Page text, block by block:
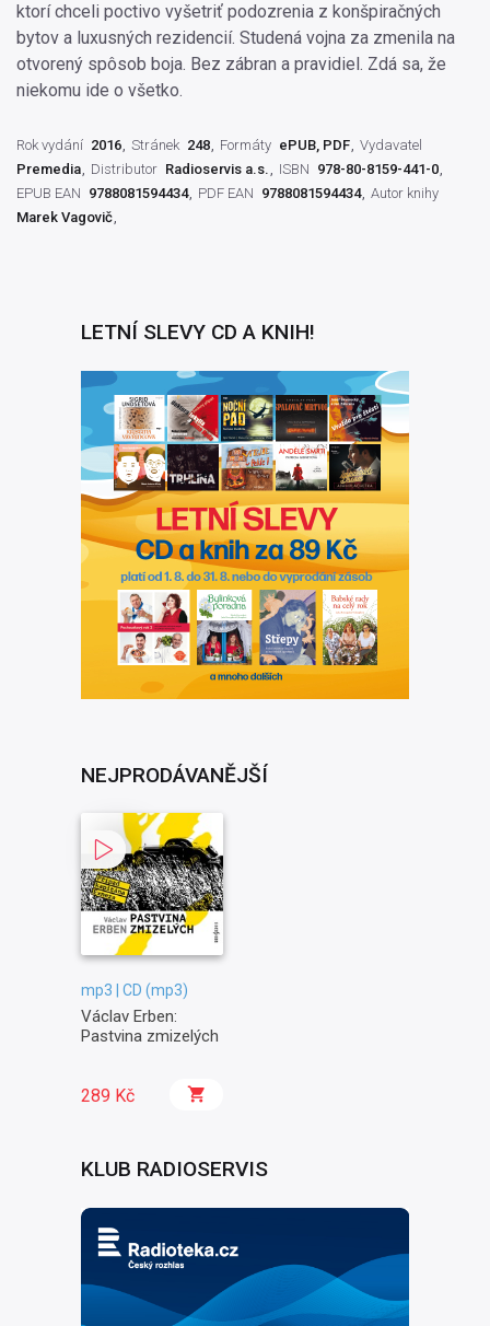
ktorí chceli poctivo vyšetriť podozrenia z konšpiračných
bytov a luxusných rezidencií. Studená vojna za zmenila na
otvorený spôsob boja. Bez zábran a pravidiel. Zdá sa, že
niekomu ide o všetko.
Rok vydání 2016 Stránek 248 Formáty ePUB, PDF Vydavatel
Premedia
Distributor Radioservis a.s. ISBN 978-80-8159-441-0
EPUB EAN 9788081594434 PDF EAN 9788081594434 Autor knihy
Marek Vagovič
LETNÍ SLEVY CD A KNIH!
NEJPRODÁVANĚJŠÍ
mp3 | CD (mp3)
Václav Erben:
Pastvina zmizelých
289 Kč
KLUB RADIOSERVIS